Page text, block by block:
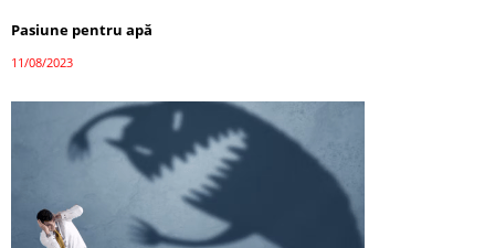
Pasiune pentru apă
11/08/2023